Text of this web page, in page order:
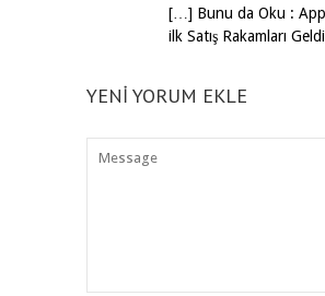
[…] Bunu da Oku :
ilk Satış Rakamları
YENI YORUM EKLE